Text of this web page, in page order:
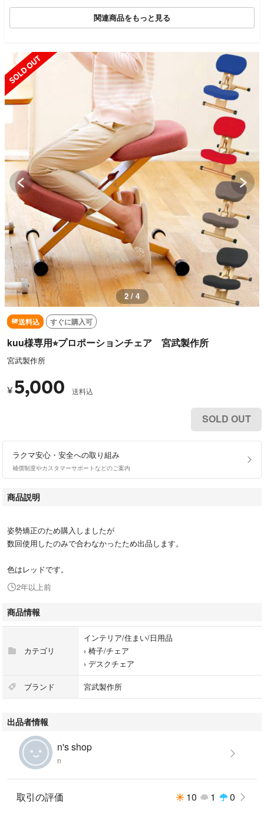
関連商品をもっと見る
SOLD OUT
3 / 4
送料込 すぐに購入可
kuu様専用⭐︎プロポーションチェア 宮武製作所
宮武製作所
¥ 5,000 送料込
SOLD OUT
ラクマ安心・安全への取り組み
補償制度やカスタマーサポートなどのご案内
商品説明
姿勢矯正のため購入しましたが
数回使用したのみで合わなかったため出品します。
色はレッドです。
2年以上前
商品情報
カテゴリ
インテリア/住まい/日用品
› 椅子/チェア
› デスクチェア
ブランド 宮武製作所
出品者情報
n's shop
n
取引の評価 10 1 0